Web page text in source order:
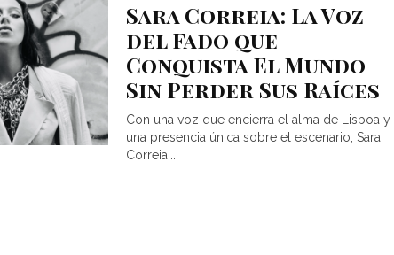
Sara Correia: La Voz
del Fado que
Conquista El Mundo
Sin Perder Sus Raíces
Con una voz que encierra el alma de Lisboa y
una presencia única sobre el escenario, Sara
Correia...